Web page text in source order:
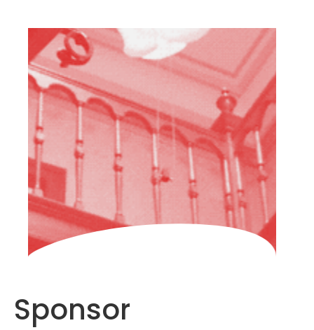
HOME
PARTECIPARE
FAQ
ARCHIVIO
ITALIANO
Sponsor